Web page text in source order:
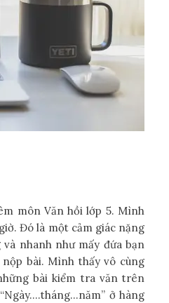
môn Văn hồi lớp 5. Mình
Đó là một cảm giác nặng
nhanh như mấy đứa bạn
bài. Mình thấy vô cùng
bài kiểm tra văn trên
ở hàng